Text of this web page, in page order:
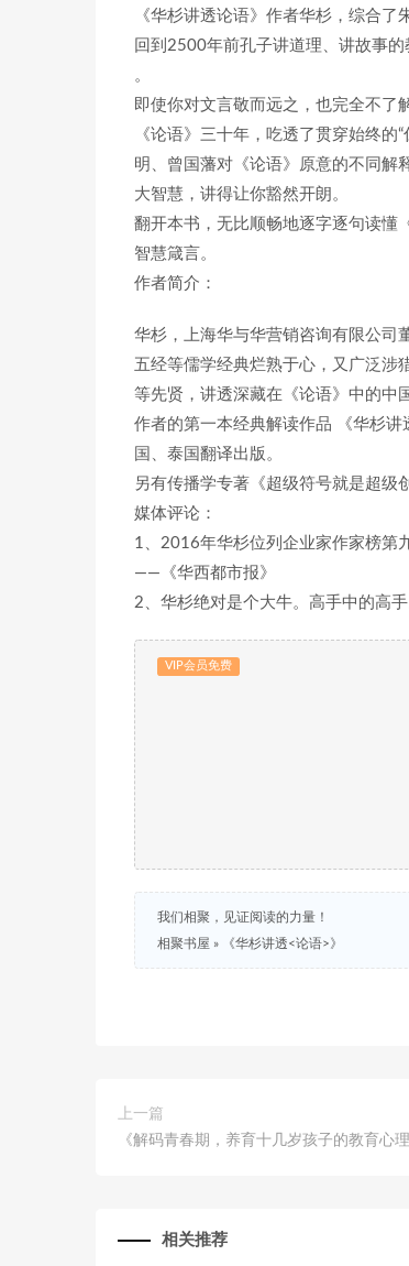
《华杉讲透论语》作者华杉，综合
回到2500年前孔子讲道理、讲故事
。
即使你对文言敬而远之，也完全不了
《论语》三十年，吃透了贯穿始终的
明、曾国藩对《论语》原意的不同解
大智慧，讲得让你豁然开朗。
翻开本书，无比顺畅地逐字逐句读懂
智慧箴言。
作者简介：
华杉，上海华与华营销咨询有限公司
五经等儒学经典烂熟于心，又广泛涉
等先贤，讲透深藏在《论语》中的中
作者的第一本经典解读作品 《华杉
国、泰国翻译出版。
另有传播学专著《超级符号就是超级
媒体评论：
1、2016年华杉位列企业家作家榜第
——《华西都市报》
2、华杉绝对是个大牛。高手中的高
VIP会员免费
我们相聚，见证阅读的力量！
相聚书屋 » 《华杉讲透<论语>》
上一篇
《解码青春期，养育十几岁孩子的教育心理
相关推荐